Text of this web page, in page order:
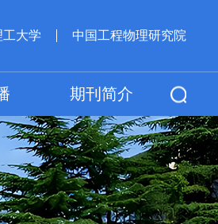
工大学 中国工程物理研究院
期刊简介